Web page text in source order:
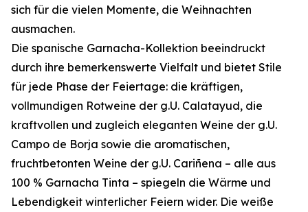
sich für die vielen Momente, die Weihnachten
ausmachen.
Die spanische Garnacha-Kollektion beeindruckt
durch ihre bemerkenswerte Vielfalt und bietet Stile
für jede Phase der Feiertage: die kräftigen,
vollmundigen Rotweine der g.U. Calatayud, die
kraftvollen und zugleich eleganten Weine der g.U.
Campo de Borja sowie die aromatischen,
fruchtbetonten Weine der g.U. Cariñena – alle aus
100 % Garnacha Tinta – spiegeln die Wärme und
Lebendigkeit winterlicher Feiern wider. Die weiße